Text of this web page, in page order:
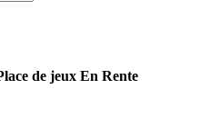
de jeux En Rente